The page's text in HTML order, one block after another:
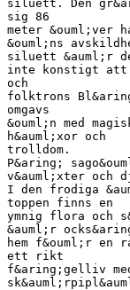
siluett. Den
sig 86
meter &ouml;ver
&ouml;ns
siluett &auml;r
inte konstigt att
och
folktrons
omgavs
&ouml;n med
h&auml;xor och
trolldom.
P&aring;
v&auml;xter och
I den frodiga
toppen finns en
ymnig flora och
&auml;r
hem f&ouml;r en
ett rikt
f&aring;gelliv